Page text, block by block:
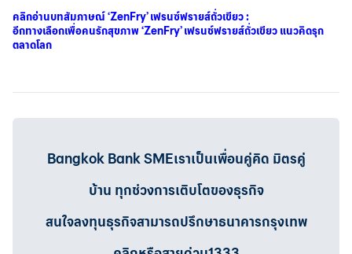
คลิกอ่านบทสัมภาษณ์‘ZenFry’เฟรนซ์ฟรายส์ถั่วเขียว :
อีกทางเลือกเพื่อคนรักสุขภาพ ‘ZenFry’ เฟรนช์ฟรายส์ถั่วเขียว แนวคิดรุก
ตลาดโลก
Bangkok Bank SMEเราเป็นเพื่อนคู่คิด มิตรคู่
บ้าน ทุกช่วงการเติบโตของธุรกิจ
สนใจลงทุนธุรกิจสามารถปรึกษาธนาคารกรุงเทพ